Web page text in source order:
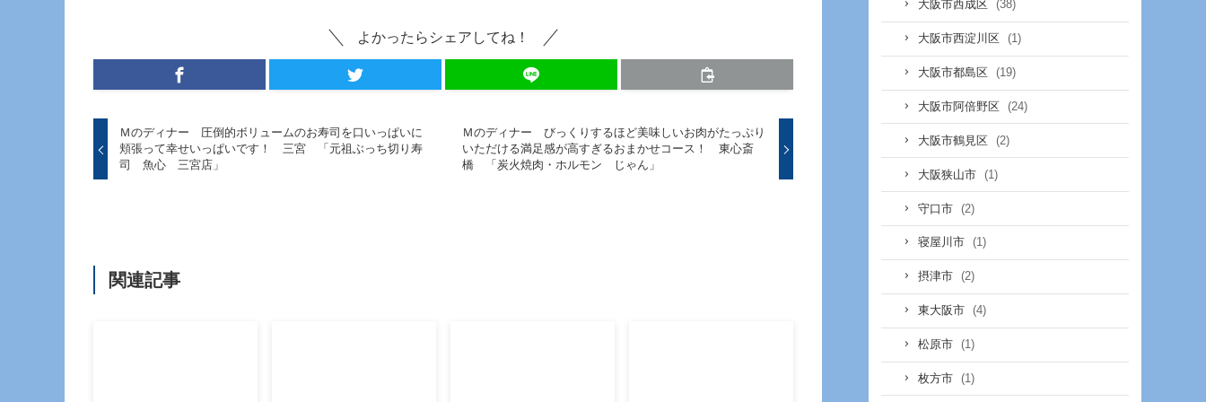
よかったらシェアしてね！
Ｍのディナー 圧倒的ボリュームのお寿司を口いっぱいに
頬張って幸せいっぱいです！ 三宮 「元祖ぶっち切り寿
司 魚心 三宮店」
Ｍのディナー びっくりするほど美味しいお肉がたっぷり
いただける満足感が高すぎるおまかせコース！ 東心斎
橋 「炭火焼肉・ホルモン じゃん」
関連記事
大阪市西成区 (38)
大阪市西淀川区 (1)
大阪市都島区 (19)
大阪市阿倍野区 (24)
大阪市鶴見区 (2)
大阪狭山市 (1)
守口市 (2)
寝屋川市 (1)
摂津市 (2)
東大阪市 (4)
松原市 (1)
枚方市 (1)